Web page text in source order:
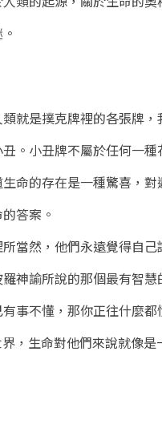
就是撲克牌裡的各張牌
。小丑牌不屬於任何一
命的存在是一種驚喜，
答案。
當然，他們永遠覺得自
神諭所說的那個最有智
事不懂，那你正往什麼都
，生命對他們來說就像